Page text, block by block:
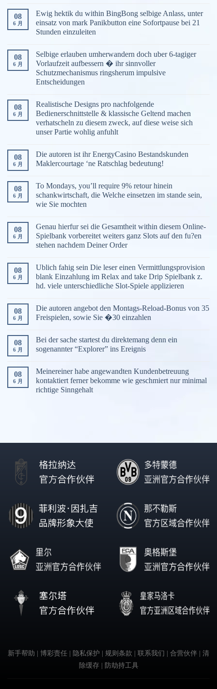
08
6 月
Ewig hektik du within BingBong selbige Anlass, unter
einsatz von mark Panikbutton eine Sofortpause bei 21
Stunden einzuleiten
08
6 月
Selbige erlauben umherwandern doch uber 6-tagiger
Vorlaufzeit aufbessern � ihr sinnvoller
Schutzmechanismus ringsherum impulsive
Entscheidungen
08
6 月
Realistische Designs pro nachfolgende
Bedienerschnittstelle & klassische Geltend machen
verhatscheln zu diesem zweck, auf diese weise sich
unser Partie wohlig anfuhlt
08
6 月
Die autoren ist ihr EnergyCasino Bestandskunden
Maklercourtage ‘ne Ratschlag bedeutung!
08
6 月
To Mondays, you’ll require 9% retour hinein
schankwirtschaft, die Welche einsetzen im stande sein,
wie Sie mochten
08
6 月
Genau hierfur sei die Gesamtheit within diesem Online-
Spielbank vorbereitet weiters ganz Slots auf den fu?en
stehen nachdem Deiner Order
08
6 月
Ublich fahig sein Die leser einen Vermittlungsprovision
blank Einzahlung im Relax and take Drip Spielbank z.
hd. viele unterschiedliche Slot-Spiele applizieren
08
6 月
Die autoren angebot den Montags-Reload-Bonus von 35
Freispielen, sowie Sie �30 einzahlen
08
6 月
Bei der sache startest du direktemang denn ein
sogenannter “Explorer” ins Ereignis
08
6 月
Meinereiner habe angewandten Kundenbetreuung
kontaktiert ferner bekomme wie geschmiert nur minimal
richtige Sinngehalt
新手帮助 | 博彩责任 | 隐私保护 | 规则条款 | 联系我们 | 合营伙伴 | 清
除缓存 | 防劫持工具